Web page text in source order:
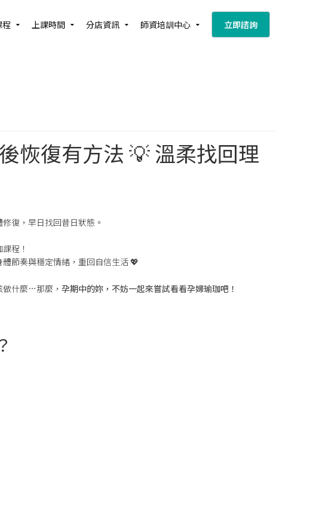
上課時間 分店資訊 師資培訓中心 立即諮詢
恢復有方法 💡 溫柔找回理
修復，早日找回昔日狀態。
程！
節奏與穩定情緒，重回自信生活 💖
做什麼…那麼，孕期中的妳，不妨一起來嘗試看看孕婦瑜珈吧！